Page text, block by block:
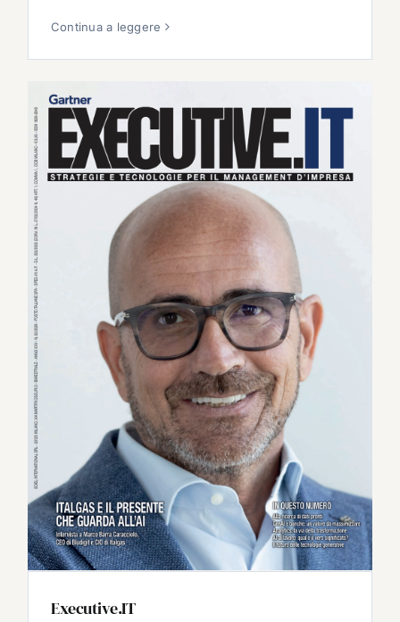
Continua a leggere
Executive.IT